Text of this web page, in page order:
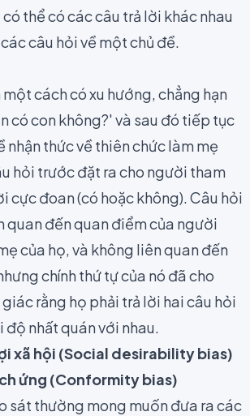
thể có các câu trả lời khác nhau
câu hỏi về một chủ đề.
cách có xu hướng, chẳng hạn
có con không?' và sau đó tiếp tục
nhận thức về thiên chức làm mẹ
hỏi trước đặt ra cho người tham
cực đoan (có hoặc không). Câu hỏi
quan đến quan điểm của người
của họ, và không liên quan đến
chính thứ tự của nó đã cho
rằng họ phải trả lời hai câu hỏi
nhất quán với nhau.
xã hội (Social desirability bias)
ứng (Conformity bias)
sát thường mong muốn đưa ra các